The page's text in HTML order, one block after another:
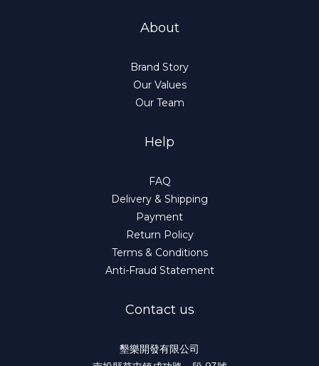
About
Brand Story
Our Values
Our Team
Help
FAQ
Delivery & Shipping
Payment
Return Policy
Terms & Conditions
Anti-Fraud Statement
Contact us
墾樂開發有限公司